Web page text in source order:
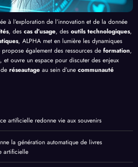
à l’exploration de l’innovation et de la donnée
, des cas d’usage, des outils technologiques,
, ALPHA met en lumière les dynamiques
également des ressources de formation,
, et ouvre un espace pour discuter des enjeux
réseautage au sein d’une communauté
artificielle redonne vie aux souvenirs
la génération automatique de livres
artificielle